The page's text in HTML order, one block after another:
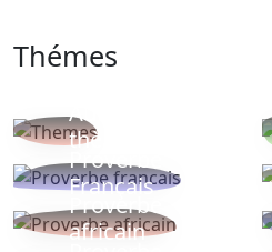
Thémes
Autres
thèmes
Proverbe
Français
Proverbe
africain